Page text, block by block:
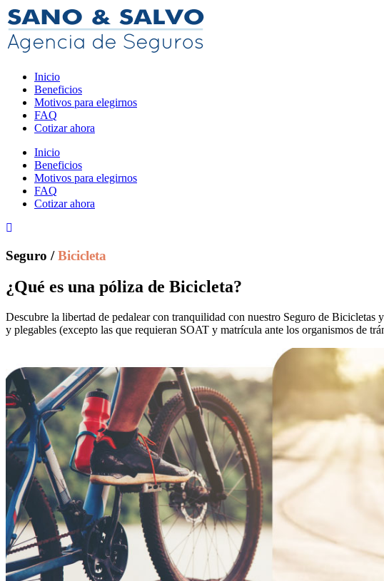
Inicio
Beneficios
Motivos para elegirnos
FAQ
Cotizar ahora
Inicio
Beneficios
Motivos para elegirnos
FAQ
Cotizar ahora
Seguro /Bicicleta
¿Qué es una póliza de Bicicleta?
Descubre la libertad de pedalear con tranquilidad con nuestro Seguro de Bicicletas
y plegables (excepto las que requieran SOAT y matrícula ante los organismos de